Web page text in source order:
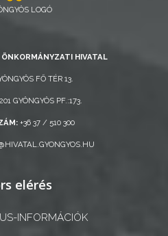
HIVATAL
FŐ TÉR 13.
GYÖNGYÖS PF.:173.
+36 37 / 510 300
elérés
INFORMÁCIÓK